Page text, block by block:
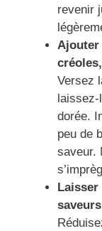
revenir
Ajouter
Versez
dorée.
peu de
saveur.
saveurs